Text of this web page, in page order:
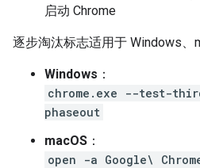
启动 Chrome
逐步淘汰标志适用于 Windows、
Windows ：
chrome.exe --test-
phaseout
macOS ：
open -a Google\